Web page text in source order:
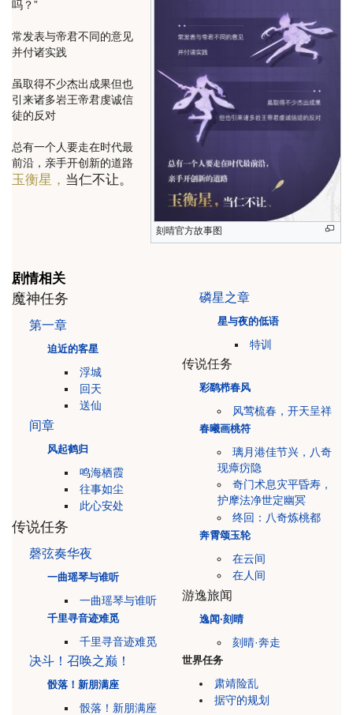
刻晴官方故事图
吗？”
常发表与帝君不同的意见
并付诸实践
虽取得不少杰出成果但也
引来诸多岩王帝君虔诚信
徒的反对
总有一个人要走在时代最
前沿，亲手开创新的道路
玉衡星， 当仁不让。
剧情相关
魔神任务
第一章
迫近的客星
浮城
回天
送仙
间章
风起鹤归
鸣海栖霞
往事如尘
此心安处
传说任务
磬弦奏华夜
一曲瑶琴与谁听
一曲瑶琴与谁听
千里寻音迹难觅
千里寻音迹难觅
决斗！召唤之巅！
骰落！新朋满座
骰落！新朋满座
磷星之章
星与夜的低语
特训
传说任务
彩鹞栉春风
风莺梳春，开天呈祥
春曦画桃符
璃月港佳节兴，八奇
现瘴疠隐
奇门术息灾平昏寿，
护摩法净世定幽冥
终回：八奇炼桃都
奔霄颂玉轮
在云间
在人间
游逸旅闻
逸闻·刻晴
刻晴·奔走
世界任务
肃靖险乱
据守的规划